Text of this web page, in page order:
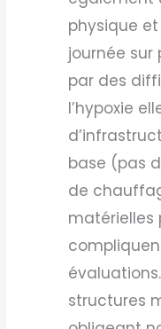
physique
journée
par des
l’hypoxie
base (pas
de
matérielles
structures